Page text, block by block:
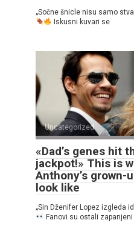
„Sočne šnicle nisu samo
Iskusni kuvari se
Uncategorized
«Dad’s genes hit
jackpot!» This is
Anthony’s
look like
„Sin Dženifer Lopez izgleda
Fanovi su ostali zapanjeni